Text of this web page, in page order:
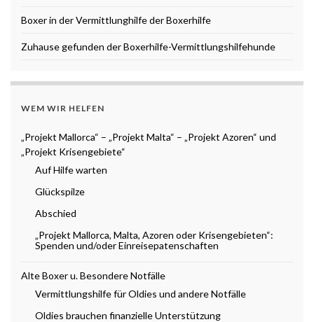
Boxer in der Vermittlunghilfe der Boxerhilfe
Zuhause gefunden der Boxerhilfe-Vermittlungshilfehunde
WEM WIR HELFEN
„Projekt Mallorca“ – „Projekt Malta“ – „Projekt Azoren“ und
„Projekt Krisengebiete“
Auf Hilfe warten
Glückspilze
Abschied
„Projekt Mallorca, Malta, Azoren oder Krisengebieten“:
Spenden und/oder Einreisepatenschaften
Alte Boxer u. Besondere Notfälle
Vermittlungshilfe für Oldies und andere Notfälle
Oldies brauchen finanzielle Unterstützung